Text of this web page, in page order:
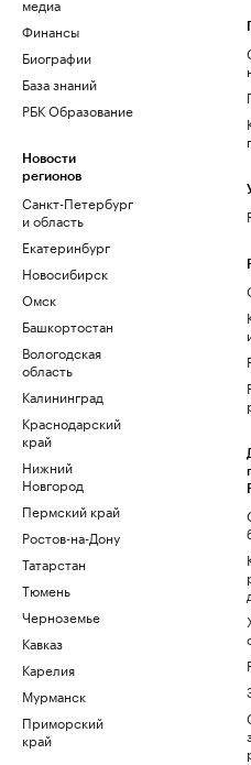
Финансы
Биографии
База знаний
РБК Образование
Новости
регионов
Санкт-Петербург
и область
Екатеринбург
Новосибирск
Омск
Башкортостан
Вологодская
область
Калининград
Краснодарский
край
Нижний
Новгород
Пермский край
Ростов-на-Дону
Татарстан
Тюмень
Черноземье
Кавказ
Карелия
Мурманск
Приморский
край